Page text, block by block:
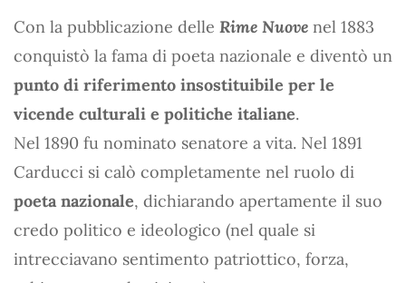
Con la pubblicazione delle Rime Nuove nel 1883
conquistò la fama di poeta nazionale e diventò un
punto di riferimento insostituibile per le
vicende culturali e politiche italiane.
Nel 1890 fu nominato senatore a vita. Nel 1891
Carducci si calò completamente nel ruolo di
poeta nazionale, dichiarando apertamente il suo
credo politico e ideologico (nel quale si
intrecciavano sentimento patriottico, forza,